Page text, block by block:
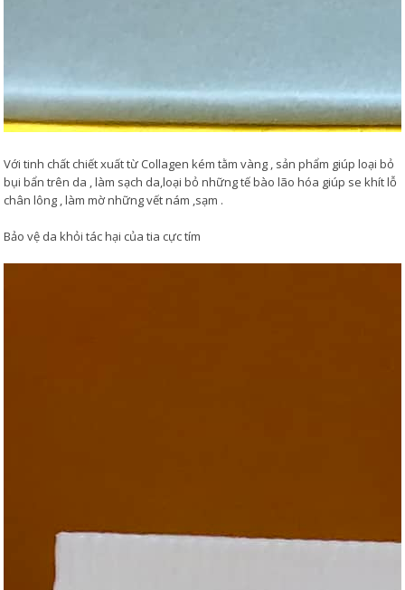
Với tinh chất chiết xuất từ Collagen kém tằm vàng , sản phẩm giúp loại bỏ
bụi bẩn trên da , làm sạch da,loại bỏ những tế bào lão hóa giúp se khít lỗ
chân lông , làm mờ những vết nám ,sạm .
Bảo vệ da khỏi tác hại của tia cực tím